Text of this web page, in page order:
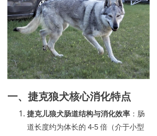
一、捷克狼犬核心消化特点
捷克儿狼犬肠道结构与消化效率 ：肠
道长度约为体长的 4-5 倍（介于小型